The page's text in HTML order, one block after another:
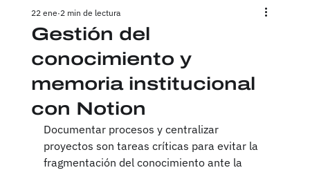
Gestión del
conocimiento y
memoria institucional
con Notion
22 ene 2 min de lectura
Documentar procesos y centralizar
proyectos son tareas críticas para evitar la
fragmentación del conocimiento ante la